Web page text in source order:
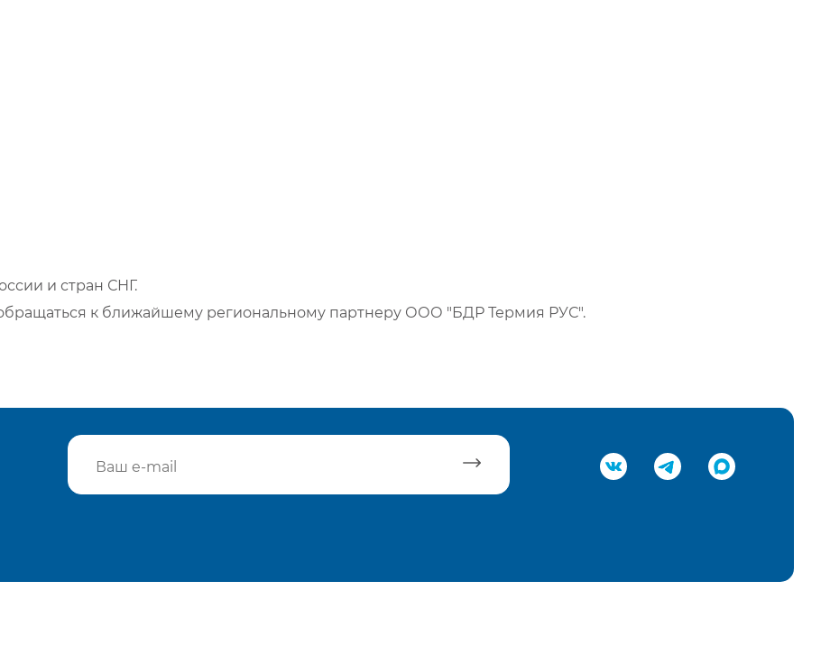
и стран СНГ.
к ближайшему региональному партнеру ООО "БДР Термия РУС".